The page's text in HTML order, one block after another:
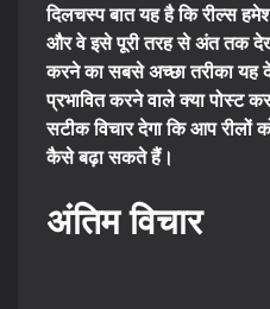
दिलचस्प बात यह है कि रील्स
और वे इसे पूरी तरह से अंत तक
करने का सबसे अच्छा तरीका यह
प्रभावित करने वाले क्या पोस्ट
सटीक विचार देगा कि आप रीलों
कैसे बढ़ा सकते हैं।
अंतिम विचार